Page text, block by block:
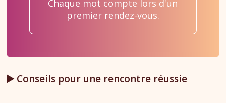
Chaque mot compte lors d'un
premier rendez-vous.
▶️ Conseils pour une rencontre réussie